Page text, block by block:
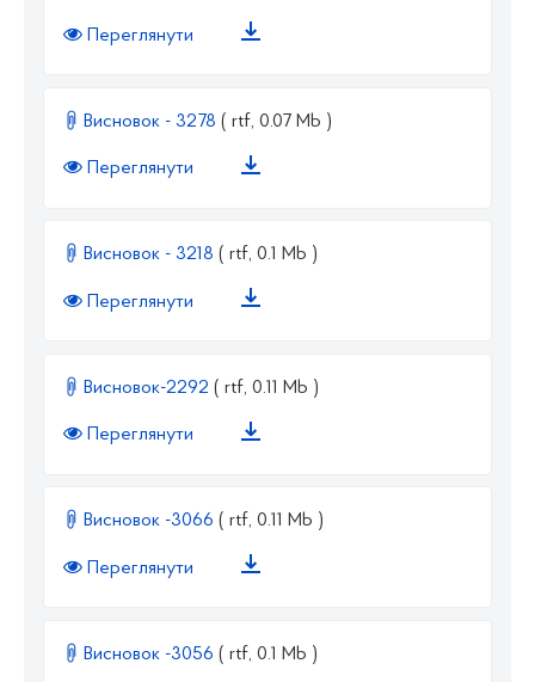
Переглянути
Висновок - 3278 ( rtf, 0.07 Mb )
Переглянути
Висновок - 3218 ( rtf, 0.1 Mb )
Переглянути
Висновок-2292 ( rtf, 0.11 Mb )
Переглянути
Висновок -3066 ( rtf, 0.11 Mb )
Переглянути
Висновок -3056 ( rtf, 0.1 Mb )